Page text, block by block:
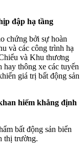
đập hạ tầng
chứng bởi sự hoàn
và các công trình hạ
và Khu thương
thông xe các tuyến
giá trị bất động sản
hiếm khẳng định
bất động sản biển
thị trường.